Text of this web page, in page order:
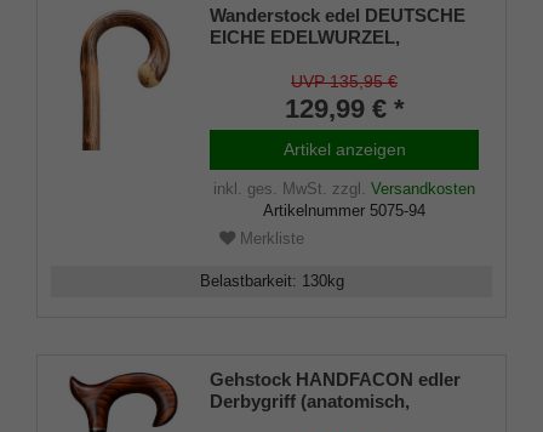
Wanderstock edel DEUTSCHE
EICHE EDELWURZEL,
deutschem Eichenholz,
handgeschliffene Wurzel,
Bergstockspitze, Jeder ein
UVP 135,95 €
129,99 € *
Artikel anzeigen
inkl. ges. MwSt. zzgl. Versandkosten
Artikelnummer 5075-94
Merkliste
Belastbarkeit: 130kg
Gehstock HANDFACON edler
Derbygriff (anatomisch,